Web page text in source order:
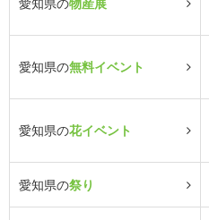
愛知県の無料イベント
愛知県の花イベント
愛知県の祭り